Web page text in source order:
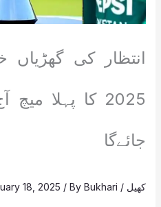
انتظار کی گھڑیاں
2025 کا پہلا
جائےگا
کھیل /
18, 2025 / ByBukhari